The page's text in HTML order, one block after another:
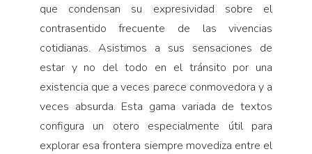
que condensan su expresividad sobre el
contrasentido frecuente de las vivencias
cotidianas. Asistimos a sus sensaciones de
estar y no del todo en el tránsito por una
existencia que a veces parece conmovedora y a
veces absurda. Esta gama variada de textos
configura un otero especialmente útil para
explorar esa frontera siempre movediza entre el